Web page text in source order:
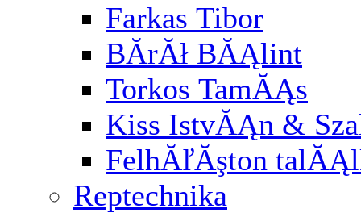
Farkas Tibor
BĂ­rĂł BĂĄlint
Torkos TamĂĄs
Kiss IstvĂĄn &
FelhĂľĂşton
Reptechnika